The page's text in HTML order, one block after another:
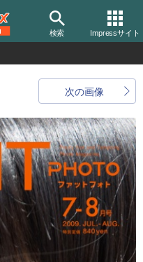
検索 Impressサイト
次の画像